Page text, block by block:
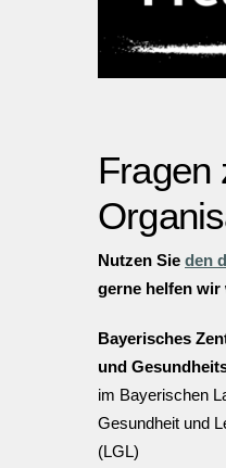
Fragen
Nutzen Sie den
gerne helfen wir
Bayerisches
und
im Bayerischen
Gesundheit und
(LGL)